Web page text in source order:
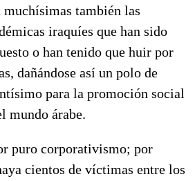
muchísimas también las
iraquíes que han sido
o han tenido que huir por
dañándose así un polo de
para la promoción social
mundo árabe.
puro corporativismo; por
cientos de víctimas entre los